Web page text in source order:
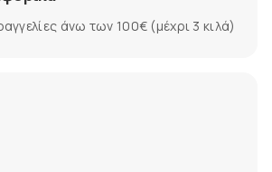
άνω των 100€ (μέχρι 3 κιλά)